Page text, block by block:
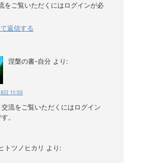
をご覧いただくにはログインが必
返信する
涅槃の書-自分 より:
日 11:55
交流をご覧いただくにはログイン
。
トツノヒカリ より: